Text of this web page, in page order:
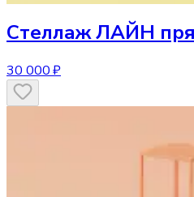
СтеллажЛАЙН
30 000 ₽